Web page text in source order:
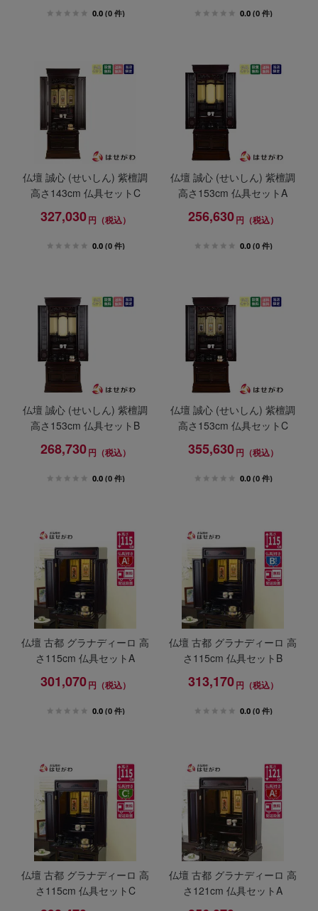
0.0 (0 件) 0.0 (0 件)
仏壇 誠心 (せいしん) 紫檀調
高さ143cm 仏具セットC
327,030円（税込）
0.0 (0 件)
仏壇 誠心 (せいしん) 紫檀調
高さ153cm 仏具セットA
256,630円（税込）
0.0 (0 件)
仏壇 誠心 (せいしん) 紫檀調
高さ153cm 仏具セットB
268,730円（税込）
0.0 (0 件)
仏壇 誠心 (せいしん) 紫檀調
高さ153cm 仏具セットC
355,630円（税込）
0.0 (0 件)
仏壇 古都 グラナディーロ 高
さ115cm 仏具セットA
301,070円（税込）
0.0 (0 件)
仏壇 古都 グラナディーロ 高
さ115cm 仏具セットB
313,170円（税込）
0.0 (0 件)
仏壇 古都 グラナディーロ 高
さ115cm 仏具セットC
仏壇 古都 グラナディーロ 高
さ121cm 仏具セットA